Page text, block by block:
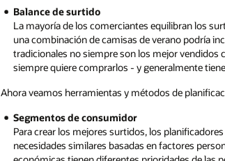
Balance de surtido
La mayoría de los comerciantes equilibran los
una combinación de camisas de verano podría
tradicionales no siempre son los mejor
siempre quiere comprarlos - y generalmente
Ahora veamos herramientas y métodos de
Segmentos de consumidor
Para crear los mejores surtidos, los
necesidades similares basadas en factores